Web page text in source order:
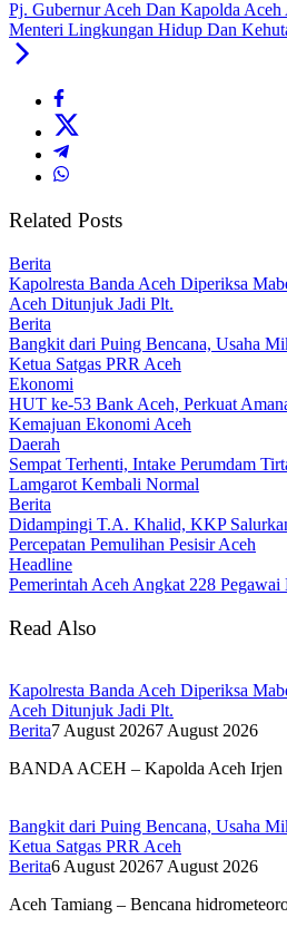
Pj. Gubernur Aceh Dan Kapolda Aceh
Menteri Lingkungan Hidup Dan
Related Posts
Berita
Kapolresta Banda Aceh Diperiksa
Aceh Ditunjuk Jadi Plt.
Berita
Bangkit dari Puing Bencana, Usaha
Ketua Satgas PRR Aceh
Ekonomi
HUT ke-53 Bank Aceh, Perkuat
Kemajuan Ekonomi Aceh
Daerah
Sempat Terhenti, Intake Perumdam
Lamgarot Kembali Normal
Berita
Didampingi T.A. Khalid, KKP
Percepatan Pemulihan Pesisir Aceh
Headline
Pemerintah Aceh Angkat 228 Pegawai
Read Also
Kapolresta Banda Aceh Diperiksa
Aceh Ditunjuk Jadi Plt.
Berita7 August 20267 August 2026
BANDA ACEH – Kapolda Aceh
Bangkit dari Puing Bencana, Usaha
Ketua Satgas PRR Aceh
Berita6 August 20267 August 2026
Aceh Tamiang – Bencana